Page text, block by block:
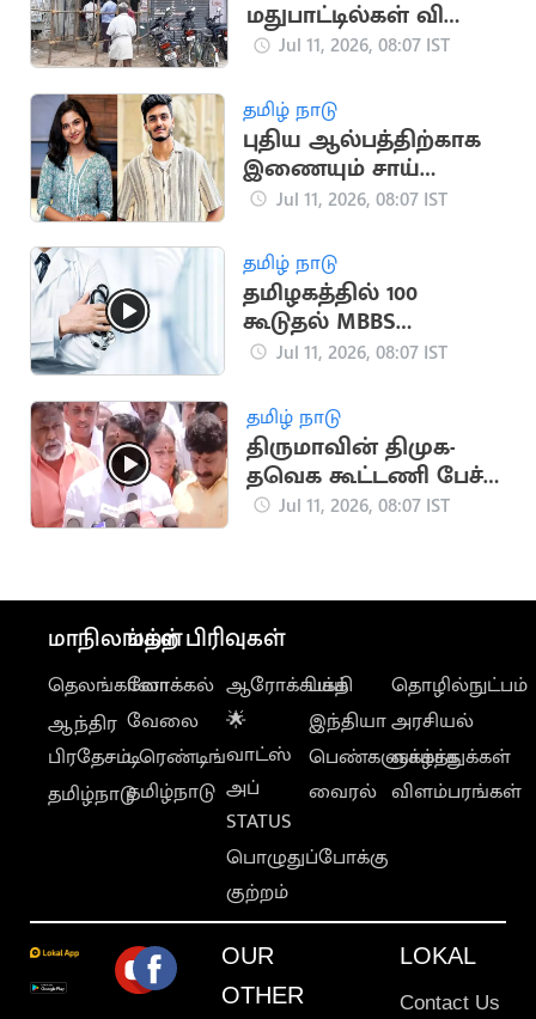
மதுபாட்டில்கள் விலை
ரூ.10 உயர்கிறதா?
அறிக்கை தாக்கல்
Jul 11, 2026, 08:07 IST
தமிழ் நாடு
புதிய ஆல்பத்திற்காக
இணையும் சாய்
அபயங்கர்-மமிதா
Jul 11, 2026, 08:07 IST
தமிழ் நாடு
தமிழகத்தில் 100
கூடுதல் MBBS
இடங்கள் அதிகரிப்பு
Jul 11, 2026, 08:07 IST
தமிழ் நாடு
திருமாவின் திமுக-
தவெக கூட்டணி பேச்சு:
நயினார்
Jul 11, 2026, 08:07 IST
மாநிலங்கள்
தெலங்கானா
ஆந்திர
பிரதேசம்
தமிழ்நாடு
மற்ற பிரிவுகள்
லோக்கல்
வேலை
டிரெண்டிங்
தமிழ்நாடு
ஆரோக்கியம்
🌟
வாட்ஸ்
அப்
STATUS
பொழுதுப்போக்கு
குற்றம்
பக்தி
இந்தியா
பெண்களுக்காக
வைரல்
தொழில்நுட்பம்
அரசியல்
வாழ்த்துக்கள்
விளம்பரங்கள்
OUR
OTHER
LOKAL
Contact Us